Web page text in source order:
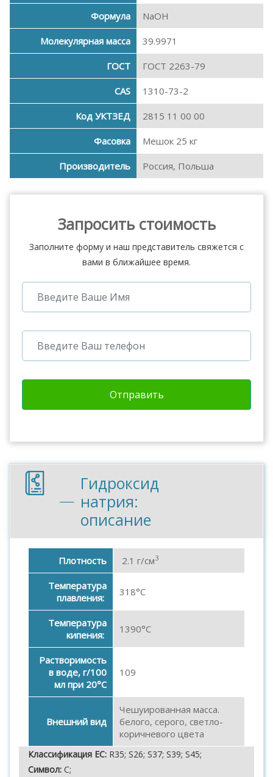
Формула NaOH
Молекулярная масса 39.9971
ГОСТ ГОСТ 2263-79
CAS 1310-73-2
Код УКТЗЕД 2815 11 00 00
Фасовка Мешок 25 кг
Производитель Россия, Польша
Запросить стоимость
Заполните форму и наш представитель свяжется с
вами в ближайшее время.
Отправить
Гидроксид
натрия:
описание
Плотность 2.1 г/см3
Температура
плавления:
318°C
Температура
кипения:
1390°C
Растворимость
в воде, г/100
мл при 20°C
109
Внешний вид
Чешуированная масса.
белого, серого, светло-
коричневого цвета
Классификация ЕС: R35; S26; S37; S39; S45;
Символ: C;